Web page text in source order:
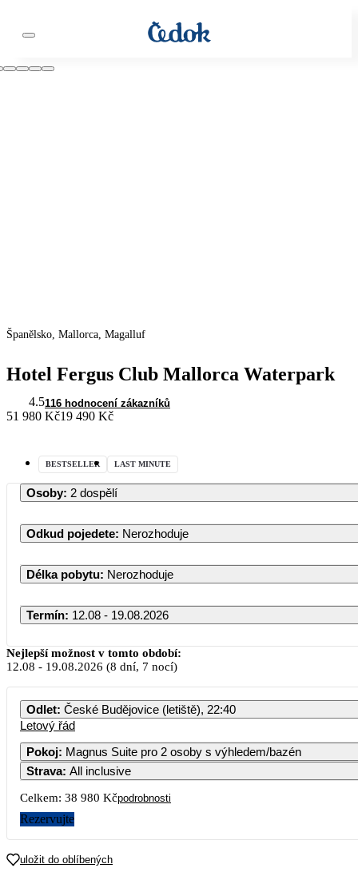
Španělsko, Mallorca, Magalluf
Hotel Fergus Club Mallorca Waterpark
4.5116 hodnocení zákazníků
51 980 Kč19 490 Kč
BESTSELLER LAST MINUTE
Osoby: 2 dospělí
Odkud pojedete: Nerozhoduje
Délka pobytu: Nerozhoduje
Termín: 12.08 - 19.08.2026
Nejlepší možnost v tomto období:
12.08 - 19.08.2026 (8 dní, 7 nocí)
Odlet: České Budějovice (letiště), 22:40
Letový řád
Pokoj: Magnus Suite pro 2 osoby s výhledem/bazén
Strava: All inclusive
Celkem: 38 980 Kčpodrobnosti
Rezervujte
uložit do oblíbených